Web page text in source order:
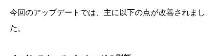
今回のアップデートでは、主に以下の点が改善されまし
た。